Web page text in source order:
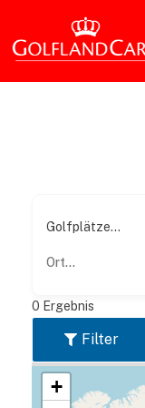
Golfplätze...
0 Ergebnis
Filter
+